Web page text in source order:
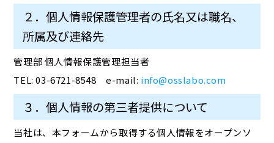
２．個人情報保護管理者の氏名又は職名、
所属及び連絡先
管理部 個人情報保護管理担当者
TEL: 03-6721-8548 e-mail: info@osslabo.com
３．個人情報の第三者提供について
当社は、本フォームから取得する個人情報をオープンソ